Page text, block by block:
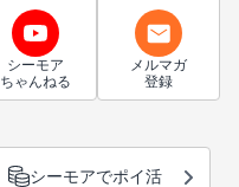
シーモア
ちゃんねる
メルマガ
登録
シーモアでポイ活